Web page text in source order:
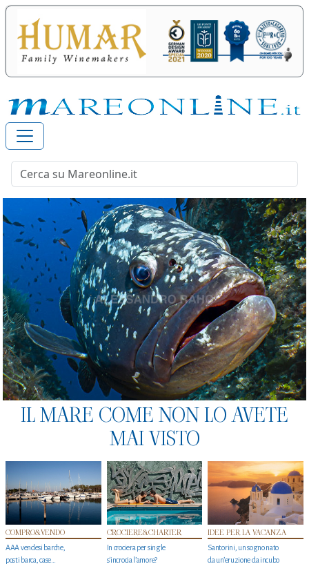
IL MARE COME NON LO AVETE
MAI VISTO
COMPRO&VENDO
AAA vendesi barche,
posti barca, case…
CROCIERE&CHARTER
In crociera per single
s'incrocia l’amore?
IDEE PER LA VACANZA
Santorini, un sogno nato
da un’eruzione da incubo